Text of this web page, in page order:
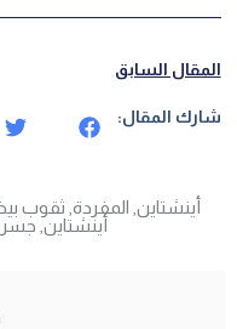
المقال السابق
شارك المقال:
أينشتاين المفردة ثقوب
أينشتاين جسر